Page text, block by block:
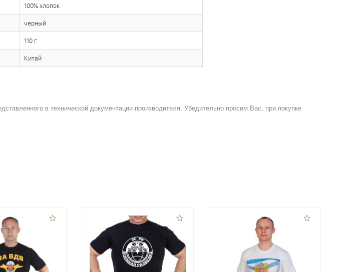
100% хлопок
черный
110 г
Китай
в технической документации производителя. Убедительно просим Вас, при покупке